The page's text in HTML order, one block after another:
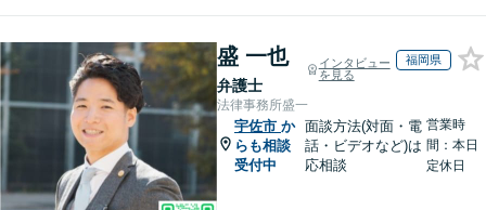
盛 一也
弁護士
インタビュー
を見る
福岡県
法律事務所盛一
宇佐市 か
らも相談
受付中
面談方法(対面・電
話・ビデオなど)は
応相談
営業時
間：本日
定休日